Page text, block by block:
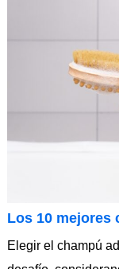
Los 10 mejores
Elegir el champú